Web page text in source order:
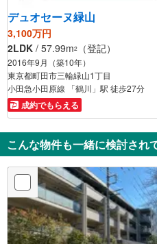
デュオセーヌ緑山
3,100万円
2LDK / 57.99m2 （登記）
2016年9月（築10年）
東京都町田市三輪緑山1丁目
小田急小田原線 「鶴川」駅 徒歩27分
成約でもらえる
こんな物件も一緒に検討され